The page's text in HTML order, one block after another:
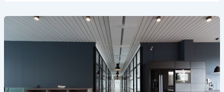
o
k
s
s
ni
ki
at
m n
g
er
n
k
b
o
餐